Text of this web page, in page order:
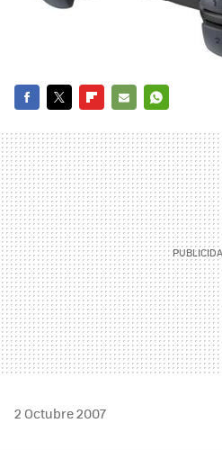
MAIL
2 Octubre 2007